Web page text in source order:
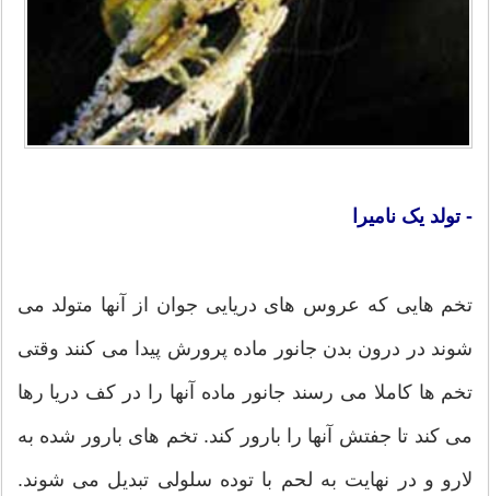
- تولد یک نامیرا
تخم هایی که عروس های دریایی جوان از آنها متولد می
شوند در درون بدن جانور ماده پرورش پیدا می کنند وقتی
تخم ها کاملا می رسند جانور ماده آنها را در کف دریا رها
می کند تا جفتش آنها را بارور کند. تخم های بارور شده به
لارو و در نهایت به لحم با توده سلولی تبدیل می شوند.